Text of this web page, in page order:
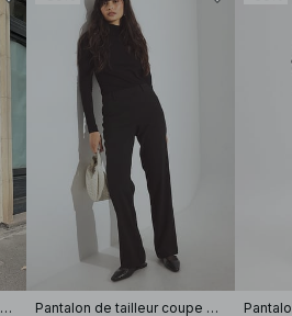
Pantalon de costume à taille mi-haute
Pantalon de tailleur coupe droite